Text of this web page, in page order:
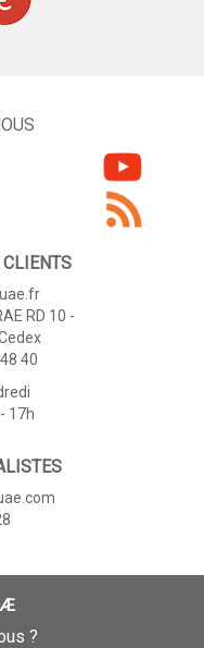
CLIENTS
RD 10 -
40
17h
?